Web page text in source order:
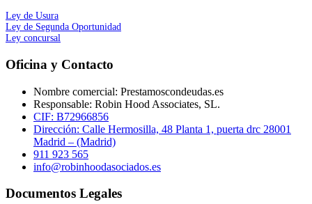
Ley de Usura
Ley de Segunda Oportunidad
Ley concursal
Oficina y Contacto
Nombre comercial: Prestamoscondeudas.es
Responsable: Robin Hood Associates, SL.
CIF: B72966856
Dirección: Calle Hermosilla, 48 Planta 1, puerta drc 28001
Madrid – (Madrid)
911 923 565
info@robinhoodasociados.es
Documentos Legales